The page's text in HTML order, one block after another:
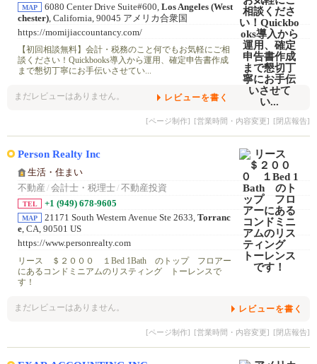
MAP 6080 Center Drive Suite#600, Los Angeles (West
chester) , California, 90045 アメリカ合衆国
https://momijiaccountancy.com/
【初回相談無料】会計・税務のこと何でもお気軽にご相
談ください！Quickbooks導入から運用、確定申告書作成
まで懇切丁寧にお手伝いさせてい...
まだレビューはありません。 レビューを書く
[ページ制作] [営業時間・内容変更] [閉店報告]
Person Realty Inc
生活・住まい
不動産 / 会計士・税理士/ 不動産投資
TEL +1 (949) 678-9605
MAP 21171 South Western Avenue Ste 2633, Torranc
e, CA, 90501 US
https://www.personrealty.com
リース ＄２０００ １Bed 1Bath のトップ フロアー
にあるコンドミニアムのリスティング トーレンスで
す！
まだレビューはありません。 レビューを書く
[ページ制作] [営業時間・内容変更] [閉店報告]